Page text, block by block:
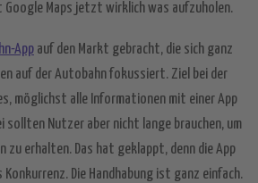
Google Maps jetzt wirklich was aufzuholen.
App auf den Markt gebracht, die sich ganz
auf der Autobahn fokussiert. Ziel bei der
möglichst alle Informationen mit einer App
sollten Nutzer aber nicht lange brauchen, um
zu erhalten. Das hat geklappt, denn die App
Die Handhabung ist ganz einfach.